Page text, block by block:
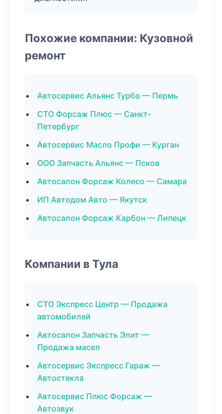
Похожие компании: Кузовной
ремонт
Автосервис Альянс Турбо — Пермь
СТО Форсаж Плюс — Санкт-
Петербург
Автосервис Масло Профи — Курган
ООО Запчасть Альянс — Псков
Автосалон Форсаж Колесо — Самара
ИП Автодом Авто — Якутск
Автосалон Форсаж Карбон — Липецк
Компании в Тула
СТО Экспресс Центр — Продажа
автомобилей
Автосалон Запчасть Элит —
Продажа масел
Автосервис Экспресс Гараж —
Автостекла
Автосервис Плюс Форсаж —
Автозвук